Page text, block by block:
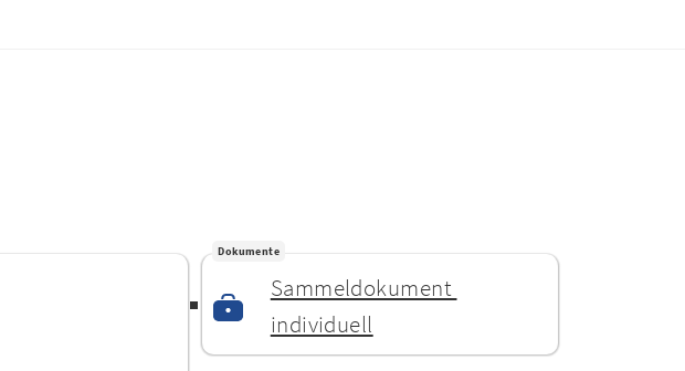
Dokumente
Sammeldokument
individuell